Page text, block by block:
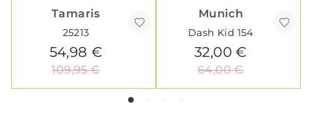
Tamaris
25213
54,98 €
109,95 €
Munich
Dash Kid 154
32,00 €
64,00 €